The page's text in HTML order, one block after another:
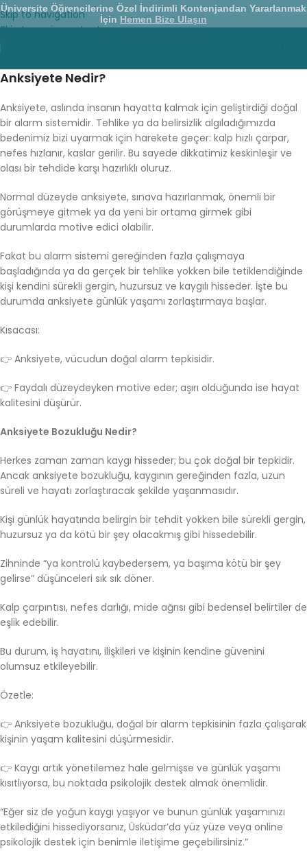
Skip to navigation
Skip to main content
Üniversite Öğrencilerine Özel İndirimli Kontenjandan Yararlanmak
İçin Hemen Bize Ulaşın
Anksiyete Nedir?
Anksiyete, aslında insanın hayatta kalmak için geliştirdiği doğal
bir alarm sistemidir. Tehlike ya da belirsizlik algıladığımızda
bedenimiz bizi uyarmak için harekete geçer: kalp hızlı çarpar,
nefes hızlanır, kaslar gerilir. Bu sayede dikkatimiz keskinleşir ve
olası bir tehdide karşı hazırlıklı oluruz.
Normal düzeyde anksiyete, sınava hazırlanmak, önemli bir
görüşmeye gitmek ya da yeni bir ortama girmek gibi
durumlarda motive edici olabilir.
Fakat bu alarm sistemi gereğinden fazla çalışmaya
başladığında ya da gerçek bir tehlike yokken bile tetiklendiğinde
kişi kendini sürekli gergin, huzursuz ve kaygılı hisseder. İşte bu
durumda anksiyete günlük yaşamı zorlaştırmaya başlar.
Kısacası:
👉 Anksiyete, vücudun doğal alarm tepkisidir.
👉 Faydalı düzeydeyken motive eder; aşırı olduğunda ise hayat
kalitesini düşürür.
Anksiyete Bozukluğu Nedir?
Herkes zaman zaman kaygı hisseder; bu çok doğal bir tepkidir.
Ancak anksiyete bozukluğu, kaygının gereğinden fazla, uzun
süreli ve hayatı zorlaştıracak şekilde yaşanmasıdır.
Kişi günlük hayatında belirgin bir tehdit yokken bile sürekli gergin,
huzursuz ya da kötü bir şey olacakmış gibi hissedebilir.
Zihninde “ya kontrolü kaybedersem, ya başıma kötü bir şey
gelirse” düşünceleri sık sık döner.
Kalp çarpıntısı, nefes darlığı, mide ağrısı gibi bedensel belirtiler de
eşlik edebilir.
Bu durum, iş hayatını, ilişkileri ve kişinin kendine güvenini
olumsuz etkileyebilir.
Özetle:
👉 Anksiyete bozukluğu, doğal bir alarm tepkisinin fazla çalışarak
kişinin yaşam kalitesini düşürmesidir.
👉 Kaygı artık yönetilemez hale gelmişse ve günlük yaşamı
kısıtlıyorsa, bu noktada psikolojik destek almak önemlidir.
“Eğer siz de yoğun kaygı yaşıyor ve bunun günlük yaşamınızı
etkilediğini hissediyorsanız, Üsküdar’da yüz yüze veya online
psikolojik destek için benimle iletişime geçebilirsiniz.”